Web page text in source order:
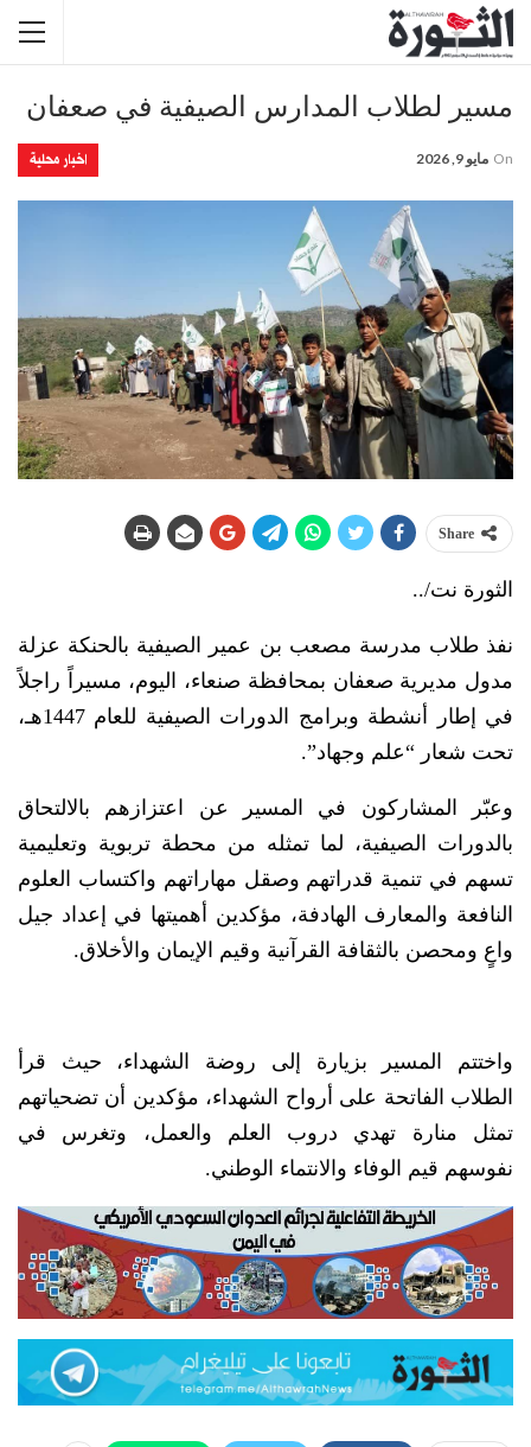
مسير لطلاب المدارس الصيفية في صعفان
اخبار محلية On مايو 9, 2026
Share
الثورة نت/..
نفذ طلاب مدرسة مصعب بن عمير الصيفية بالحنكة عزلة
مدول مديرية صعفان بمحافظة صنعاء، اليوم، مسيراً راجلاً
في إطار أنشطة وبرامج الدورات الصيفية للعام 1447هـ،
تحت شعار “علم وجهاد”.
وعبّر المشاركون في المسير عن اعتزازهم بالالتحاق
بالدورات الصيفية، لما تمثله من محطة تربوية وتعليمية
تسهم في تنمية قدراتهم وصقل مهاراتهم واكتساب العلوم
النافعة والمعارف الهادفة، مؤكدين أهميتها في إعداد جيل
واعٍ ومحصن بالثقافة القرآنية وقيم الإيمان والأخلاق.
واختتم المسير بزيارة إلى روضة الشهداء، حيث قرأ
الطلاب الفاتحة على أرواح الشهداء، مؤكدين أن تضحياتهم
تمثل منارة تهدي دروب العلم والعمل، وتغرس في
نفوسهم قيم الوفاء والانتماء الوطني.